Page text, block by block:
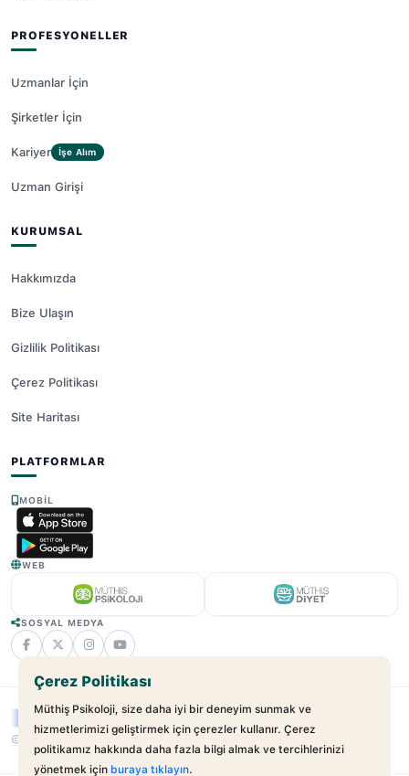
PROFESYONELLER
Uzmanlar İçin
Şirketler İçin
Kariyer İşe Alım
Uzman Girişi
KURUMSAL
Hakkımızda
Bize Ulaşın
Gizlilik Politikası
Çerez Politikası
Site Haritası
PLATFORMLAR
MOBIL
WEB
SOSYAL MEDYA
© 2025 - 2026 Müthiş Psikoloji. Tüm Hakları Saklıdır.
Çerez Politikası
Müthiş Psikoloji, size daha iyi bir deneyim sunmak ve
hizmetlerimizi geliştirmek için çerezler kullanır. Çerez
politikamız hakkında daha fazla bilgi almak ve tercihlerinizi
yönetmek için buraya tıklayın.